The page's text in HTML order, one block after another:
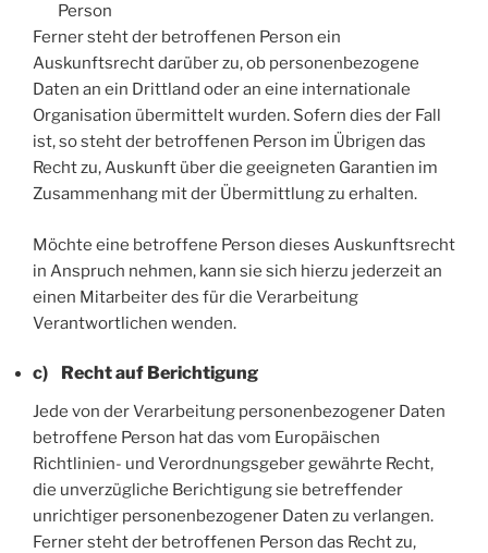
Person
Ferner steht der betroffenen Person ein
Auskunftsrecht darüber zu, ob personenbezogene
Daten an ein Drittland oder an eine internationale
Organisation übermittelt wurden. Sofern dies der Fall
ist, so steht der betroffenen Person im Übrigen das
Recht zu, Auskunft über die geeigneten Garantien im
Zusammenhang mit der Übermittlung zu erhalten.
Möchte eine betroffene Person dieses Auskunftsrecht
in Anspruch nehmen, kann sie sich hierzu jederzeit an
einen Mitarbeiter des für die Verarbeitung
Verantwortlichen wenden.
c) Recht auf Berichtigung
Jede von der Verarbeitung personenbezogener Daten
betroffene Person hat das vom Europäischen
Richtlinien- und Verordnungsgeber gewährte Recht,
die unverzügliche Berichtigung sie betreffender
unrichtiger personenbezogener Daten zu verlangen.
Ferner steht der betroffenen Person das Recht zu,